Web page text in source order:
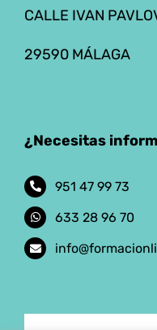
CALLE IVAN
29590 MÁLAGA
¿Necesitas
951 47 99 73
633 28 96 70